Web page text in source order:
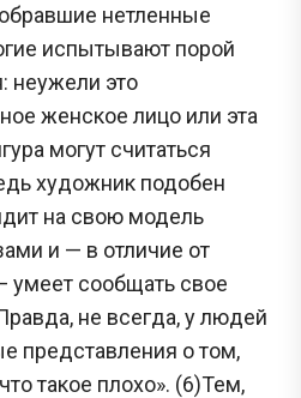
нетленные
испытывают порой
неужели это
женское лицо или эта
могут считаться
художник подобен
на свою модель
и — в отличие от
умеет сообщать свое
не всегда, у людей
представления о том,
такое плохо». (6)Тем,